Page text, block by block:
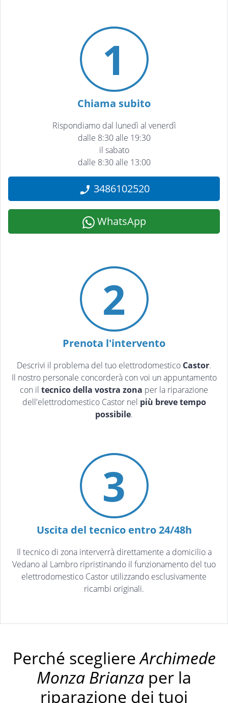
1
Chiama subito
Rispondiamo dal lunedì al venerdì
dalle 8:30 alle 19:30
il sabato
dalle 8:30 alle 13:00
3486102520
WhatsApp
2
Prenota l'intervento
Descrivi il problema del tuo elettrodomestico Castor.
Il nostro personale concorderà con voi un appuntamento
con il tecnico della vostra zona per la riparazione
dell'elettrodomestico Castor nel più breve tempo
possibile.
3
Uscita del tecnico entro 24/48h
Il tecnico di zona interverrà direttamente a domicilio a
Vedano al Lambro ripristinando il funzionamento del tuo
elettrodomestico Castor utilizzando esclusivamente
ricambi originali.
Perché scegliereArchimede
Monza Brianza per la
riparazione dei tuoi